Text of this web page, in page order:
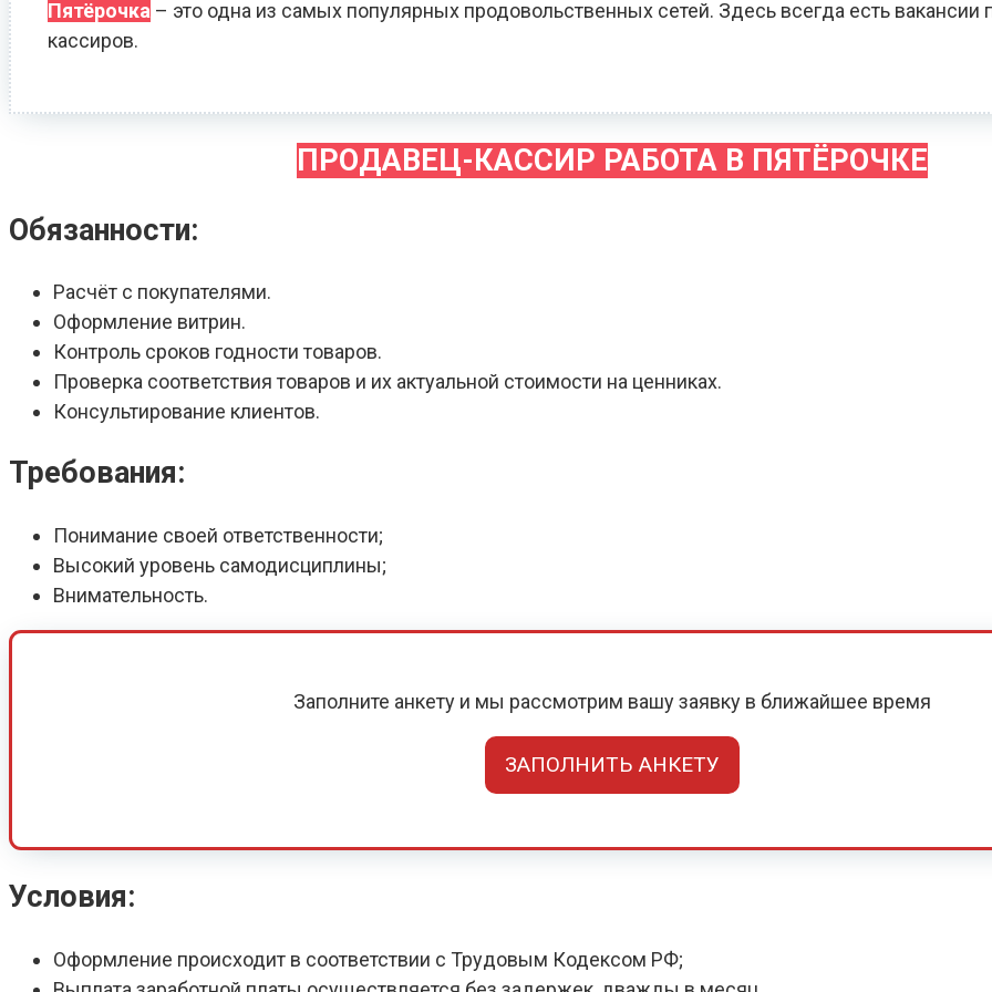
Пятёрочка – это одна из самых популярных продовольственных сетей. Здесь всегда есть вакансии
кассиров.
ПРОДАВЕЦ-КАССИР РАБОТА В ПЯТЁРОЧКЕ
Обязанности:
Расчёт с покупателями.
Оформление витрин.
Контроль сроков годности товаров.
Проверка соответствия товаров и их актуальной стоимости на ценниках.
Консультирование клиентов.
Требования:
Понимание своей ответственности;
Высокий уровень самодисциплины;
Внимательность.
Заполните анкету и мы рассмотрим вашу заявку в ближайшее время
ЗАПОЛНИТЬ АНКЕТУ
Условия:
Оформление происходит в соответствии с Трудовым Кодексом РФ;